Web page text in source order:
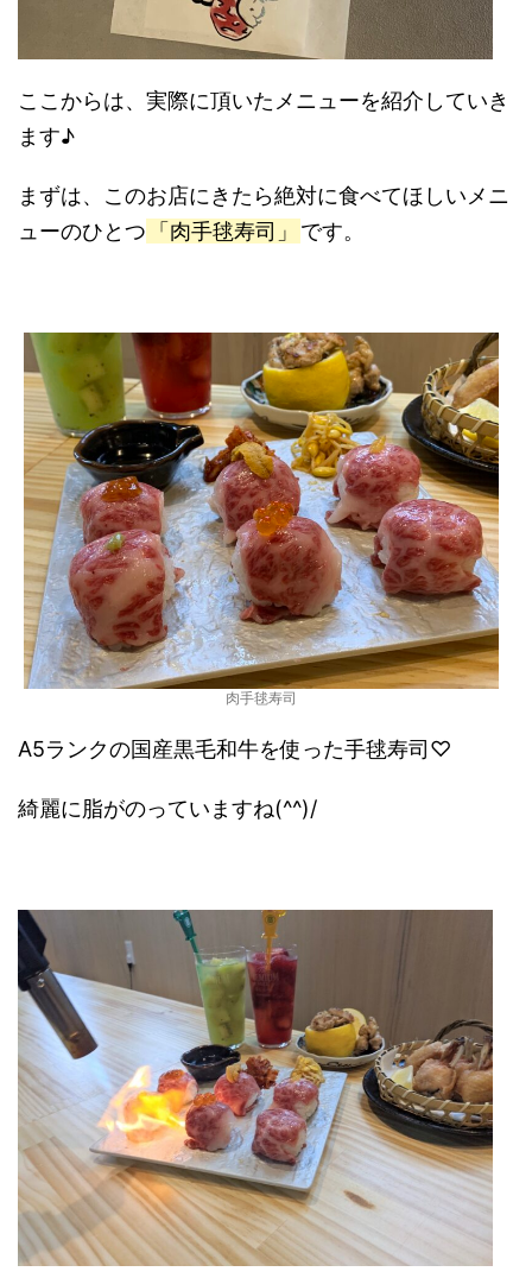
ここからは、実際に頂いたメニューを紹介していき
ます♪
まずは、このお店にきたら絶対に食べてほしいメニ
ューのひとつ
「肉手毬寿司」 です。
肉手毬寿司
A5ランクの国産黒毛和牛を使った手毬寿司♡
綺麗に脂がのっていますね(^^)/